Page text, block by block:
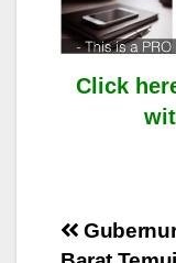
Click
Post